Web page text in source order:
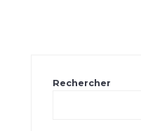
Rechercher